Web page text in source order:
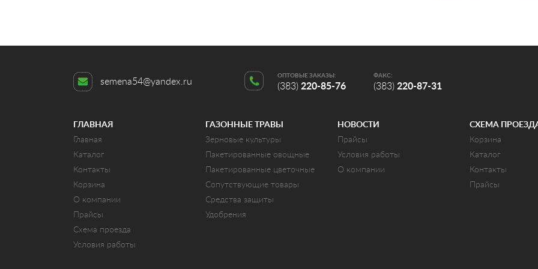
semena54@yandex.ru
ОПТОВЫЕ ЗАКАЗЫ:
(383) 220-85-76
ФАКС:
(383) 220-87-31
ГЛАВНАЯ
Главная
Каталог
Контакты
Корзина
О компании
Прайсы
Схема проезда
Условия работы
ГАЗОННЫЕ ТРАВЫ
Зерновые культуры
Пакетированные овощные
Пакетированные цветочные
Сопутствующие товары
Средства защиты
Удобрения
НОВОСТИ
Прайсы
Условия работы
О компании
СХЕМА
Корзина
Каталог
Контакты
Прайсы